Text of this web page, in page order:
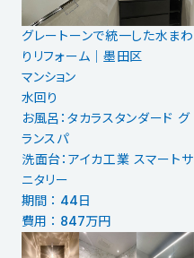
グレートーンで統一した水まわ
りリフォーム｜墨田区
マンション
水回り
お風呂：タカラスタンダード グ
ランスパ
洗面台：アイカ工業 スマートサ
ニタリー
期間 ： 44日
費用 ： 847万円